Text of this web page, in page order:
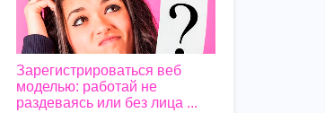
Зарегистрироваться веб
моделью: работай не
раздеваясь или без лица ...